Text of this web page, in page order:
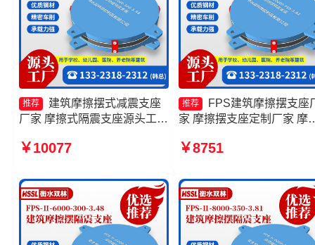
推荐
建筑摩擦摆式减震支座
厂家 摩擦式隔震支座源头工厂
筑摩擦摆建筑隔震支座生产厂
￥10077
推荐
FPS建筑摩擦摆支座
家 摩擦摆支座定制厂家 摩
擦隔震支座价格
￥8751